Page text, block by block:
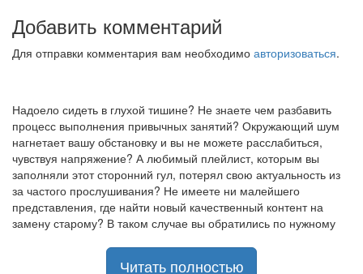
Добавить комментарий
Для отправки комментария вам необходимо авторизоваться.
Надоело сидеть в глухой тишине? Не знаете чем разбавить
процесс выполнения привычных занятий? Окружающий шум
нагнетает вашу обстановку и вы не можете расслабиться,
чувствуя напряжение? А любимый плейлист, которым вы
заполняли этот сторонний гул, потерял свою актуальность из
за частого прослушивания? Не имеете ни малейшего
представления, где найти новый качественный контент на
замену старому? В таком случае вы обратились по нужному
Музыкальный портал KGZ Musicс большой радостью
Читать полностью